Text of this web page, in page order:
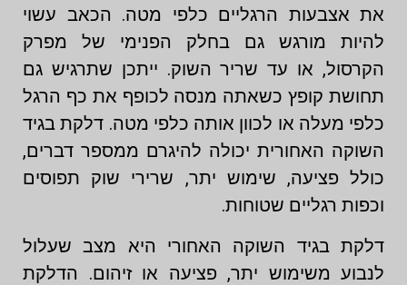
את אצבעות הרגליים כלפי מטה. הכאב עשוי
להיות מורגש גם בחלק הפנימי של מפרק
הקרסול, או עד שריר השוק. ייתכן שתרגיש גם
תחושת קופץ כשאתה מנסה לכופף את כף הרגל
כלפי מעלה או לכוון אותה כלפי מטה. דלקת בגיד
השוקה האחורית יכולה להיגרם ממספר דברים,
כולל פציעה, שימוש יתר, שרירי שוק תפוסים
וכפות רגליים שטוחות.
דלקת בגיד השוקה האחורי היא מצב שעלול
לנבוע משימוש יתר, פציעה או זיהום. הדלקת